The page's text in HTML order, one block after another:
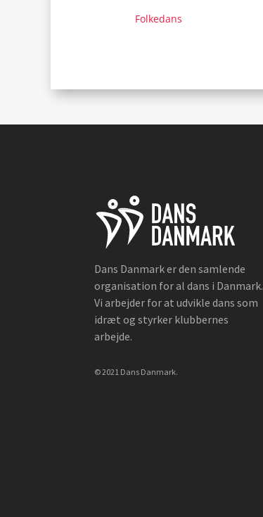
Folkedans
Dans Danmark er den samlende
organisation for al dans i Danmark.
Vi arbejder for at udvikle dans som
idræt og styrker klubbernes
arbejde.
© 2021 Dans Danmark.